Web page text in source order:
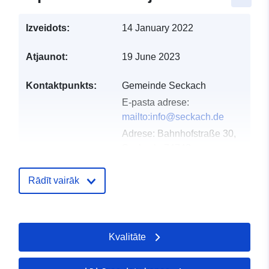
Izveidots: 14 January 2022
Atjaunot: 19 June 2023
Kontaktpunkts:
Gemeinde Seckach
E-pasta adrese:
mailto:info@seckach.de
Adrese: Bahnhofstraße 30,
ieraksts:
2026
Jaunākā informācija par
26 April 2026
Rādīt vairāk
Kvalitāte